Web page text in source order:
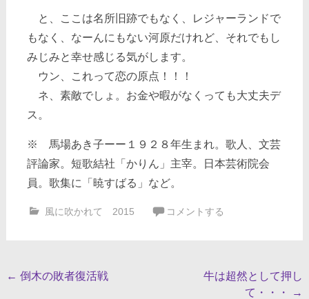
と、ここは名所旧跡でもなく、レジャーランドで
もなく、なーんにもない河原だけれど、それでもし
みじみと幸せ感じる気がします。
ウン、これって恋の原点！！！
ネ、素敵でしょ。お金や暇がなくっても大丈夫デ
ス。
※ 馬場あき子ーー１９２８年生まれ。歌人、文芸
評論家。短歌結社「かりん」主宰。日本芸術院会
員。歌集に「暁すばる」など。
風に吹かれて 2015 コメントする
投
← 倒木の敗者復活戦
牛は超然として押し
て・・・
→